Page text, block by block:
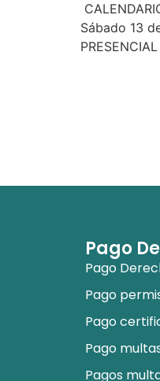
Sábado 13
Pago
Pago
Pago
Pago
Pago multas
Pagos